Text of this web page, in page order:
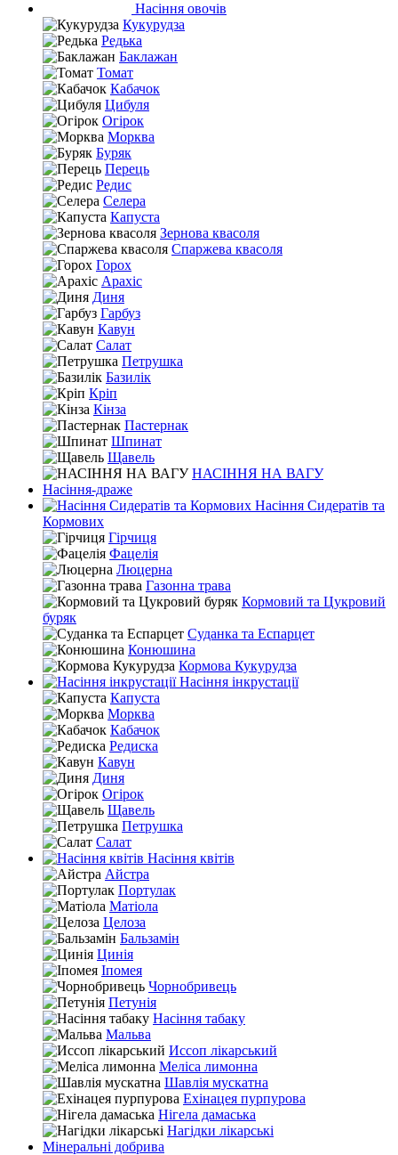
Насіння овочів
Кукурудза
Редька
Баклажан
Томат
Кабачок
Цибуля
Огірок
Морква
Буряк
Перець
Редис
Селера
Капуста
Зернова квасоля
Спаржева квасоля
Горох
Арахіс
Диня
Гарбуз
Кавун
Салат
Петрушка
Базилік
Кріп
Кінза
Пастернак
Шпинат
Щавель
НАСІННЯ НА ВАГУ
Насіння-драже
Насіння Сидератів та
Кормових
Гірчиця
Фацелія
Люцерна
Газонна трава
Кормовий та Цукровий
буряк
Суданка та Еспарцет
Конюшина
Кормова Кукурудза
Насіння інкрустації
Капуста
Морква
Кабачок
Редиска
Кавун
Диня
Огірок
Щавель
Петрушка
Салат
Насіння квітів
Айстра
Портулак
Матіола
Целоза
Бальзамін
Цинія
Іпомея
Чорнобривець
Петунія
Насіння табаку
Мальва
Иссоп лікарський
Меліса лимонна
Шавлія мускатна
Ехінацея пурпурова
Нігела дамаська
Нагідки лікарські
Мінеральні добрива